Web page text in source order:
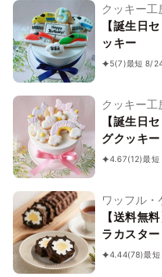
クッキー工
【誕生日
ッキー
5(7)最短 8/
クッキー工
【誕生日
グクッキー
4.67(12)最短
ワッフル
【送料無
ラカスタ
4.44(78)最短